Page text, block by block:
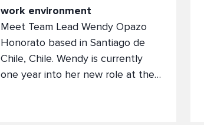
work environment
Meet Team Lead Wendy Opazo
Honorato based in Santiago de
Chile, Chile. Wendy is currently
one year into her new role at the